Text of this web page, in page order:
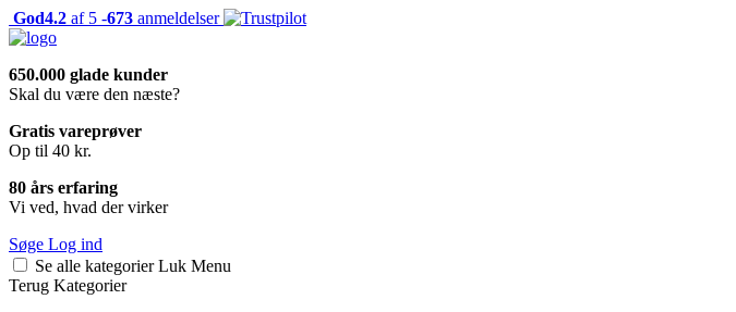
God4.2 af 5 -673 anmeldelser
650.000 glade kunder
Skal du være den næste?
Gratis vareprøver
Op til 40 kr.
80 års erfaring
Vi ved, hvad der virker
Søge Log ind
Se alle kategorier Luk Menu
Terug Kategorier